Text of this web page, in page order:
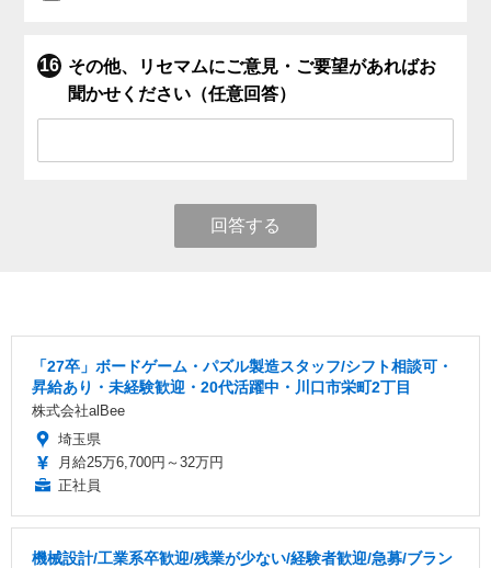
その他、リセマムにご意見・ご要望があればお
聞かせください（任意回答）
回答する
「27卒」ボードゲーム・パズル製造スタッフ/シフト相談可・
昇給あり・未経験歓迎・20代活躍中・川口市栄町2丁目
株式会社alBee
埼玉県
月給25万6,700円～32万円
正社員
機械設計/工業系卒歓迎/残業が少ない/経験者歓迎/急募/ブラン